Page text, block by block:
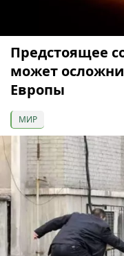
Предстоящее
может
Европы
МИР